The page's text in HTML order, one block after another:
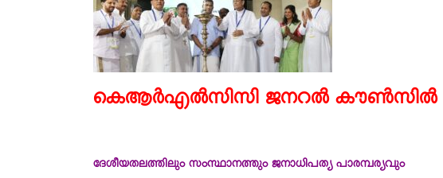
കെആര്‍എല്‍സിസി ജനറല്‍ കൗണ്‍സില്‍
ദേശീയതലത്തിലും സംസ്ഥാനത്തും ജനാധിപത്യ പാരമ്പര്യവും